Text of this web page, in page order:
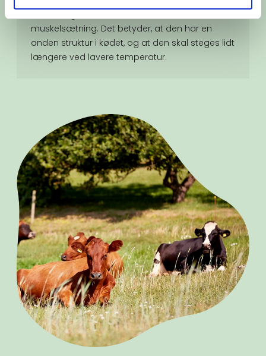
muskelsætning. Det betyder, at den har en
anden struktur i kødet, og at den skal steges lidt
længere ved lavere temperatur.